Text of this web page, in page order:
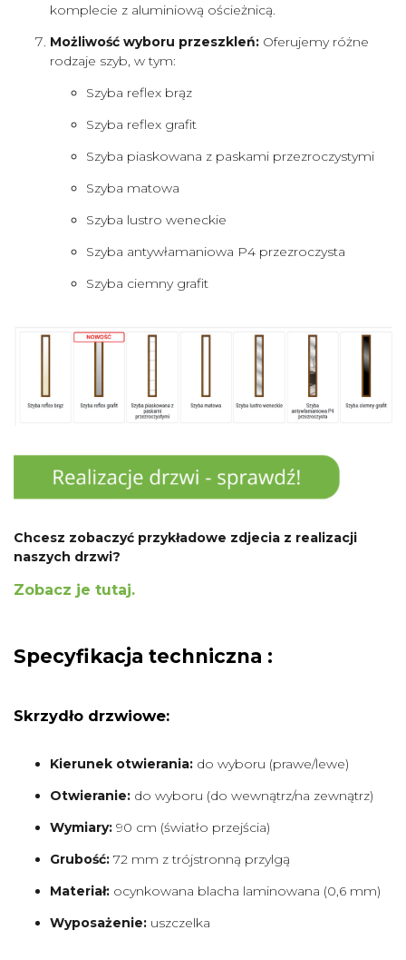
komplecie z aluminiową ościeżnicą.
Możliwość wyboru przeszkleń: Oferujemy różne
rodzaje szyb, w tym:
Szyba reflex brąz
Szyba reflex grafit
Szyba piaskowana z paskami przezroczystymi
Szyba matowa
Szyba lustro weneckie
Szyba antywłamaniowa P4 przezroczysta
Szyba ciemny grafit
Chcesz zobaczyć przykładowe zdjecia z realizacji
naszych drzwi?
Zobacz je tutaj.
Specyfikacja techniczna :
Skrzydło drzwiowe:
Kierunek otwierania: do wyboru (prawe/lewe)
Otwieranie: do wyboru (do wewnątrz/na zewnątrz)
Wymiary: 90 cm (światło przejścia)
Grubość: 72 mm z trójstronną przylgą
Materiał: ocynkowana blacha laminowana (0,6 mm)
Wyposażenie: uszczelka